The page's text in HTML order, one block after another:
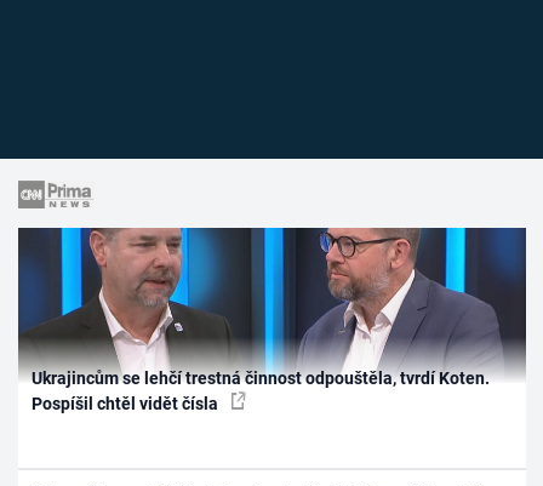
Ukrajincům se lehčí trestná činnost odpouštěla, tvrdí Koten.
Pospíšil chtěl vidět čísla